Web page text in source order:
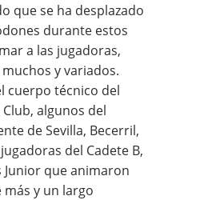
que se ha desplazado
durante estos
a las jugadoras,
y variados.
cuerpo técnico del
algunos del
de Sevilla, Becerril,
del Cadete B,
Junior que animaron
más y un largo